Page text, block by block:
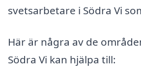
svetsarbetare i Södra Vi
Här är några av de
Södra Vi kan hjälpa till: